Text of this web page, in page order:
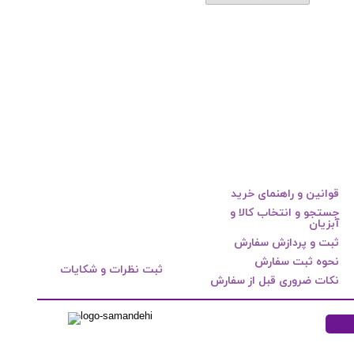
قوانین و راهنمای خرید
جستجو و انتخاب کالا و
آبزیان
ثبت و پردازش سفارش
نحوه ثبت سفارش
نکات ضروری قبل از سفارش
ثبت نظرات و شکایات